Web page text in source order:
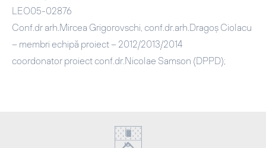
LEO05-02876
Conf.dr arh.Mircea Grigorovschi, conf.dr.arh.Dragoş Ciolacu
– membri echipă proiect – 2012/2013/2014
coordonator proiect conf.dr.Nicolae Samson (DPPD);